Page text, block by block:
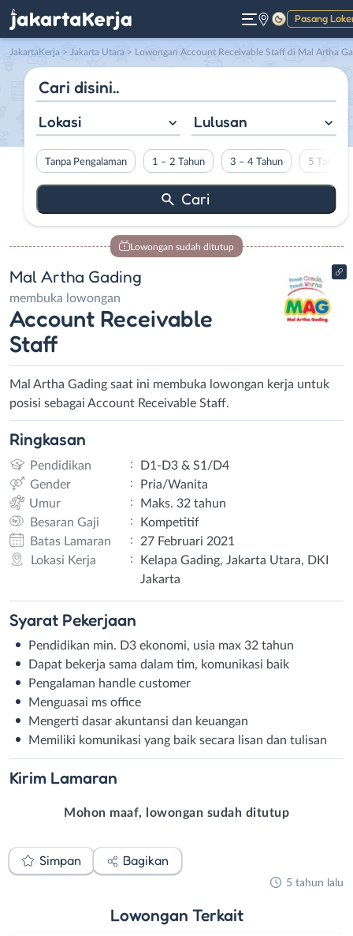
Pasang
Gelap
JakartaKerja > Jakarta Utara > Lowongan Account Receivable Staff di Mal Artha Gading
Lokasi Lulusan
Tanpa Pengalaman 1 – 2 Tahun 3 – 4 Tahun 5 Tahun
Lowongan sudah ditutup
Mal Artha Gading
membuka lowongan
Account Receivable
Staff
Mal Artha Gading saat ini membuka lowongan kerja untuk
posisi sebagai Account Receivable Staff.
Ringkasan
Pendidikan :
D1-D3 & S1/D4
Gender
:
Pria/Wanita
Umur
:
Maks. 32 tahun
Besaran Gaji
:
Kompetitif
Batas Lamaran
:
27 Februari 2021
Lokasi Kerja
:
Kelapa Gading, Jakarta Utara, DKI
Jakarta
Syarat Pekerjaan
Pendidikan min. D3 ekonomi, usia max 32 tahun
Dapat bekerja sama dalam tim, komunikasi baik
Pengalaman handle customer
Menguasai ms office
Mengerti dasar akuntansi dan keuangan
Memiliki komunikasi yang baik secara lisan dan tulisan
Kirim Lamaran
Mohon maaf, lowongan sudah ditutup
Simpan Bagikan
5 tahun lalu
Lowongan Terkait